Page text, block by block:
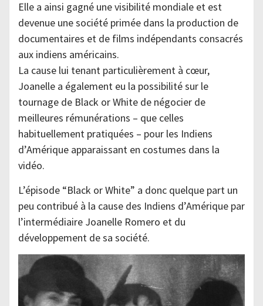
Elle a ainsi gagné une visibilité mondiale et est
devenue une société primée dans la production de
documentaires et de films indépendants consacrés
aux indiens américains.
La cause lui tenant particulièrement à cœur,
Joanelle a également eu la possibilité sur le
tournage de Black or White de négocier de
meilleures rémunérations – que celles
habituellement pratiquées – pour les Indiens
d’Amérique apparaissant en costumes dans la
vidéo.
L’épisode “Black or White” a donc quelque part un
peu contribué à la cause des Indiens d’Amérique par
l’intermédiaire Joanelle Romero et du
développement de sa société.